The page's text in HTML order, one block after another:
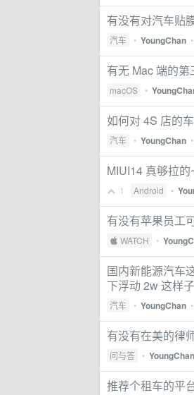
有没有对汽车贴
汽车 • YoungChan •
有无 Mac 端的
macOS •
如何对 4S 店的
汽车 • YoungChan •
MIUI14 真够拉的
1 Android •
有没有苹果员工
 WATCH •
国内新能源汽车
下浮动 2w 这样子
汽车 • YoungChan •
有没有在美的律
问与答 • YoungChan
推荐个租车的平